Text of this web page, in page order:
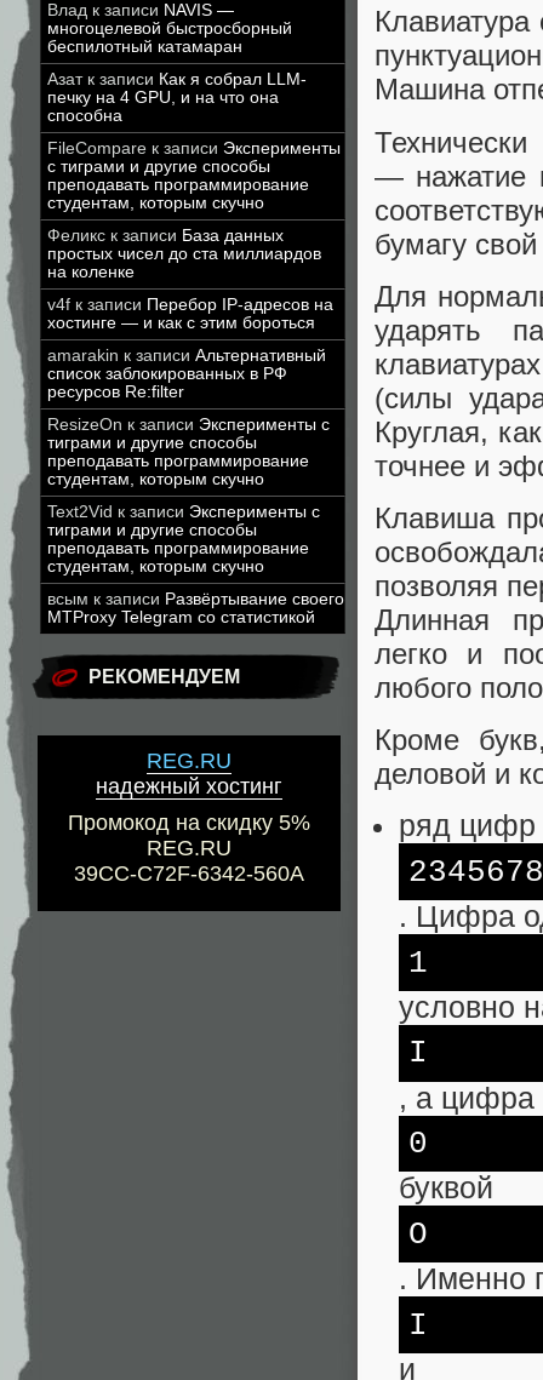
Влад к записи NAVIS —
многоцелевой быстросборный
беспилотный катамаран
Азатк записи Как я собрал LLM-
печку на 4 GPU, и на что она
способна
FileCompare к записи Эксперименты
с тиграми и другие способы
преподавать программирование
студентам, которым скучно
Феликс к записи База данных
простых чисел до ста миллиардов
на коленке
v4f к записи Перебор IP-адресов на
хостинге — и как с этим бороться
amarakin к записи Альтернативный
список заблокированных в РФ
ресурсов Re:filter
ResizeOn к записи Эксперименты с
тиграми и другие способы
преподавать программирование
студентам, которым скучно
Text2Vid к записи Эксперименты с
тиграми и другие способы
преподавать программирование
студентам, которым скучно
всым к записи Развёртывание своего
MTProxy Telegram со статистикой
РЕКОМЕНДУЕМ
REG.RU
надежный хостинг
Промокод на скидку 5%
REG.RU
39CC-C72F-6342-560A
Машина
— нажатие
бумагу
Для
ударять
(силы
Круглая,
точнее и
Клавиша
позволяя
Длинная
легко и
любого
Кроме
деловой и
ряд цифр
. Цифра
1
условно
I
, а цифра
0
буквой
O
. Именно
I
и